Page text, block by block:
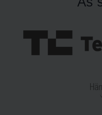
uns also keine Zeit